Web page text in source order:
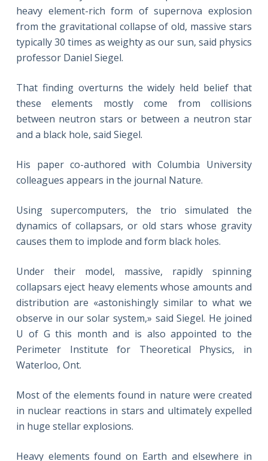
heavy element-rich form of supernova explosion
from the gravitational collapse of old, massive stars
typically 30 times as weighty as our sun, said physics
professor Daniel Siegel.
That finding overturns the widely held belief that
these elements mostly come from collisions
between neutron stars or between a neutron star
and a black hole, said Siegel.
His paper co-authored with Columbia University
colleagues appears in the journal Nature.
Using supercomputers, the trio simulated the
dynamics of collapsars, or old stars whose gravity
causes them to implode and form black holes.
Under their model, massive, rapidly spinning
collapsars eject heavy elements whose amounts and
distribution are «astonishingly similar to what we
observe in our solar system,» said Siegel. He joined
U of G this month and is also appointed to the
Perimeter Institute for Theoretical Physics, in
Waterloo, Ont.
Most of the elements found in nature were created
in nuclear reactions in stars and ultimately expelled
in huge stellar explosions.
Heavy elements found on Earth and elsewhere in